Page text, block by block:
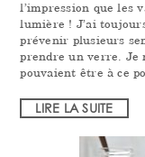
l’impression que les
lumière ! J’ai
prévenir plusieurs
prendre un verre. Je
pouvaient être à ce
LIRE LA SUITE